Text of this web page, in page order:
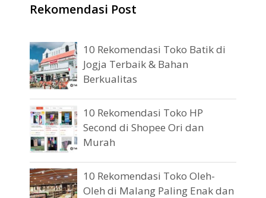
Rekomendasi Post
10 Rekomendasi Toko Batik di
Jogja Terbaik & Bahan
Berkualitas
10 Rekomendasi Toko HP
Second di Shopee Ori dan
Murah
10 Rekomendasi Toko Oleh-
Oleh di Malang Paling Enak dan